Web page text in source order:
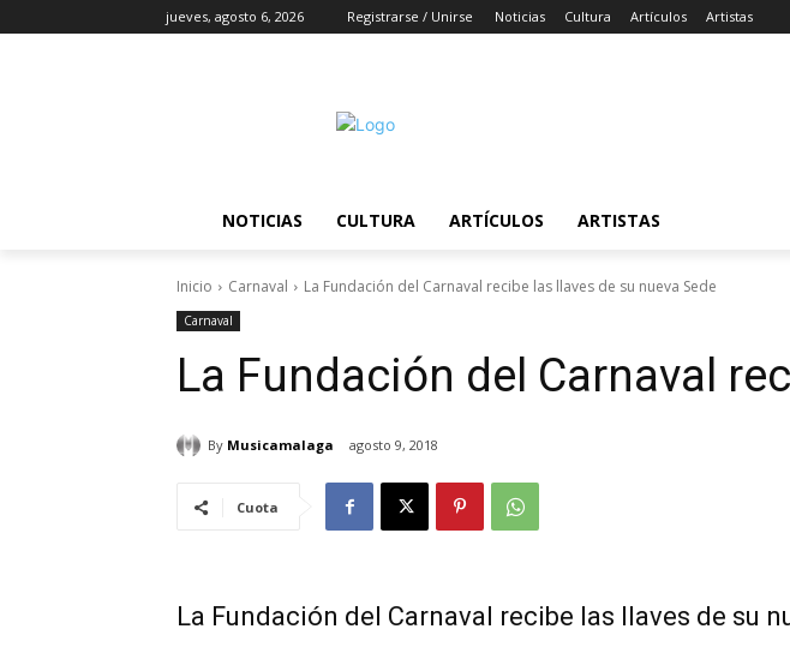
jueves, agosto 6, 2026 Registrarse / Unirse Noticias Cultura Artículos Artistas
NOTICIAS CULTURA ARTÍCULOS ARTISTAS
Inicio Carnaval La Fundación del Carnaval recibe las llaves de su nueva Sede
Carnaval
La Fundación del Carnaval
By Musicamalaga agosto 9, 2018
Cuota
La Fundación del Carnaval recibe las llaves de su